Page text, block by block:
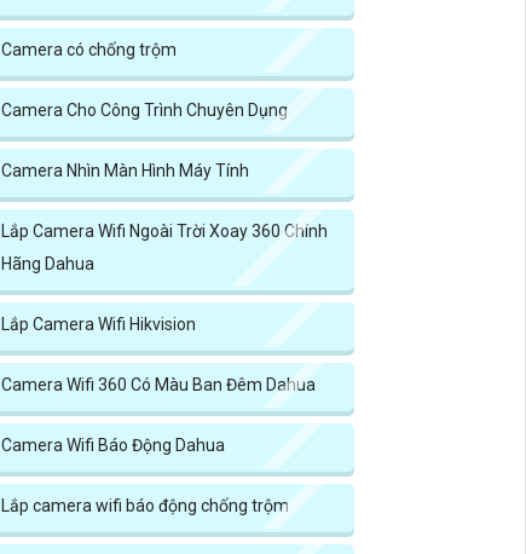
Camera có chống trộm
Camera Cho Công Trình Chuyên Dụng
Camera Nhìn Màn Hình Máy Tính
Lắp Camera Wifi Ngoài Trời Xoay 360 Chính
Hãng Dahua
Lắp Camera Wifi Hikvision
Camera Wifi 360 Có Màu Ban Đêm Dahua
Camera Wifi Báo Động Dahua
Lắp camera wifi báo động chống trộm